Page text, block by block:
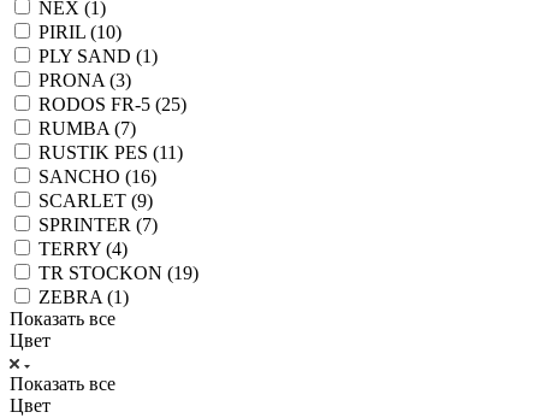
NEX (1)
PIRIL (10)
PLY SAND (1)
PRONA (3)
RODOS FR-5 (25)
RUMBA (7)
RUSTIK PES (11)
SANCHO (16)
SCARLET (9)
SPRINTER (7)
TERRY (4)
TR STOCKON (19)
ZEBRA (1)
Показать все
Цвет
Показать все
Цвет